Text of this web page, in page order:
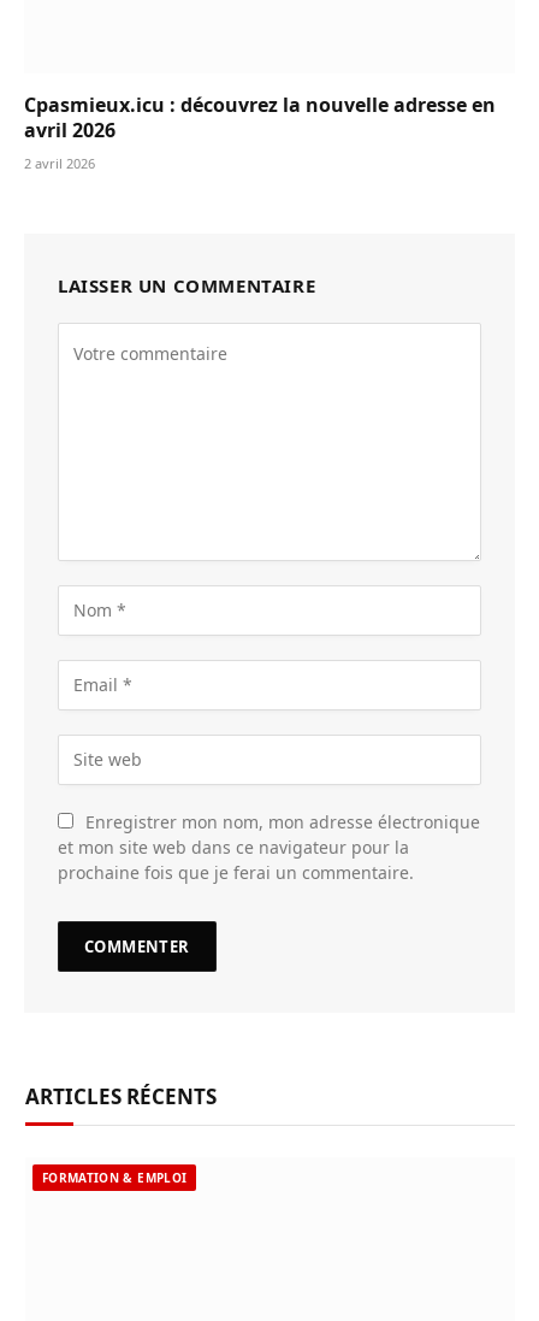
Cpasmieux.icu : découvrez la nouvelle adresse en
avril 2026
2 avril 2026
LAISSER UN COMMENTAIRE
Enregistrer mon nom, mon adresse électronique
et mon site web dans ce navigateur pour la
prochaine fois que je ferai un commentaire.
ARTICLES RÉCENTS
FORMATION & EMPLOI